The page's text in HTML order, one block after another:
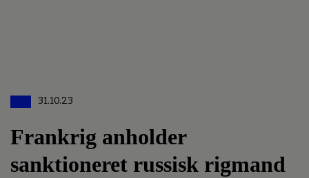
31.10.23
Frankrig anholder
sanktioneret russisk rigmand